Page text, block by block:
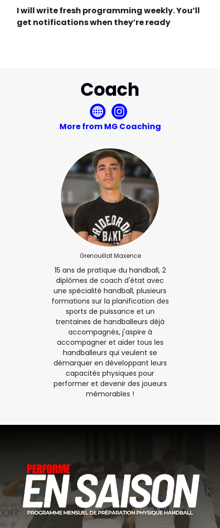
I will write fresh programming weekly. You’ll
get notifications when they’re ready
Coach
More from MG Coaching
Grenouillat Maxence
15 ans de pratique du handball, 2
diplômes de coach d'état avec
une spécialité handball, plusieurs
formations sur la planification des
sports de puissance et un
trentaines de handballeurs déjà
accompagnés, j'aspire à
accompagner et aider tous les
handballeurs qui veulent se
démarquer en développant leurs
capacités physiques pour
performer et devenir des joueurs
mémorables !